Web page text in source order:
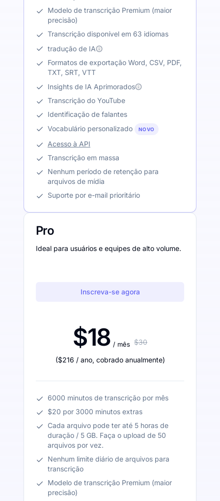
Modelo de transcrição Premium (maior
precisão)
Transcrição disponível em 63 idiomas
tradução de IA
Formatos de exportação Word, CSV, PDF,
TXT, SRT, VTT
Insights de IA Aprimorados
Transcrição do YouTube
Identificação de falantes
Vocabulário personalizado
NOVO
Acesso à API
Transcrição em massa
Nenhum período de retenção para
arquivos de mídia
Suporte por e-mail prioritário
Pro
Ideal para usuários e equipes de alto volume.
Inscreva-se agora
$18 / mês $30
($216 / ano, cobrado anualmente)
6000 minutos de transcrição por mês
$20 por 3000 minutos extras
Cada arquivo pode ter até 5 horas de
duração / 5 GB. Faça o upload de 50
arquivos por vez.
Nenhum limite diário de arquivos para
transcrição
Modelo de transcrição Premium (maior
precisão)